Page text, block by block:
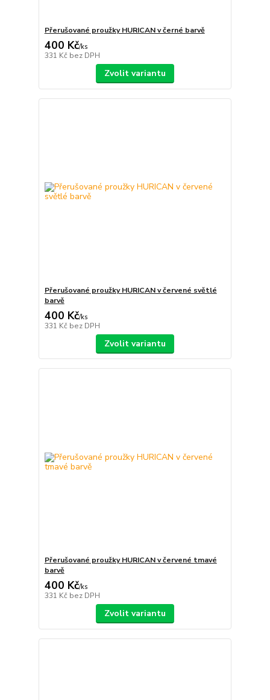
Přerušované proužky HURICAN v černé barvě
400 Kč/ks
331 Kč bez DPH
Zvolit variantu
Přerušované proužky HURICAN v červené světlé
barvě
400 Kč/ks
331 Kč bez DPH
Zvolit variantu
Přerušované proužky HURICAN v červené tmavé
barvě
400 Kč/ks
331 Kč bez DPH
Zvolit variantu